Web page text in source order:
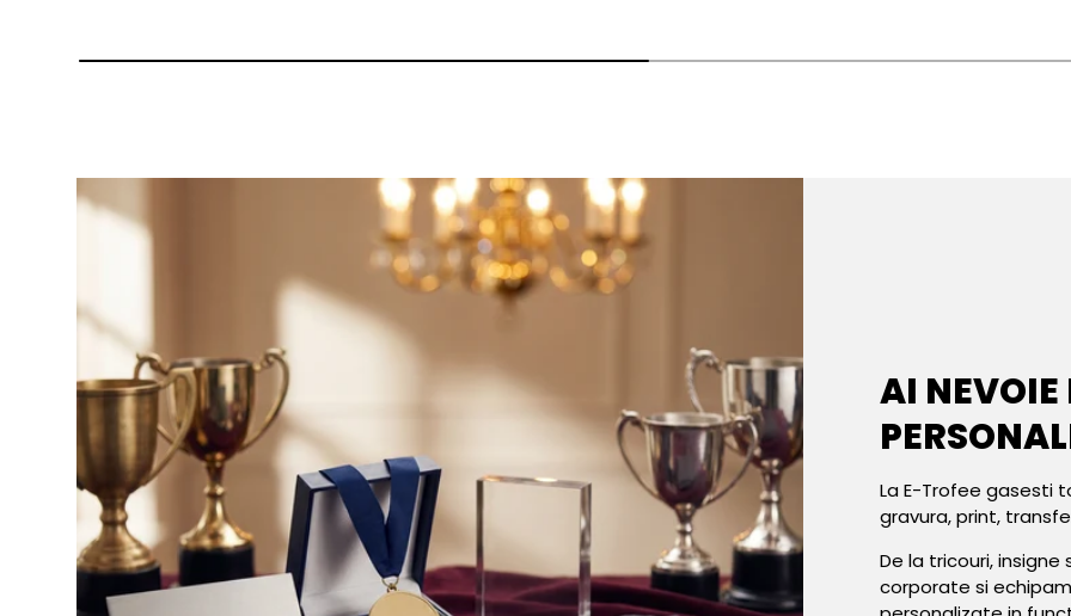
AI NEVOIE
La E-Trofee gasesti
gravura, print,
De la tricouri,
corporate si